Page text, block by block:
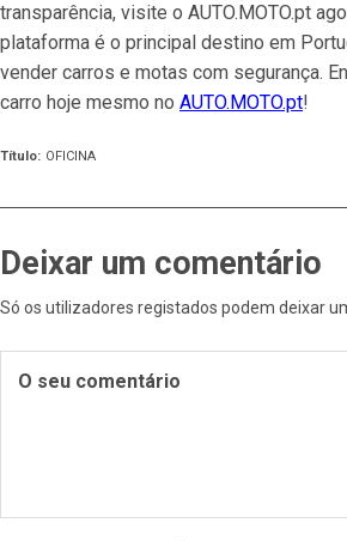
transparência, visite o AUTO.MOTO.pt
plataforma é o principal destino em
vender carros e motas com segurança.
carro hoje mesmo no AUTO.MOTO.pt!
Título: OFICINA
Deixar um comentário
Só os utilizadores registados podem deixar
O seu comentário